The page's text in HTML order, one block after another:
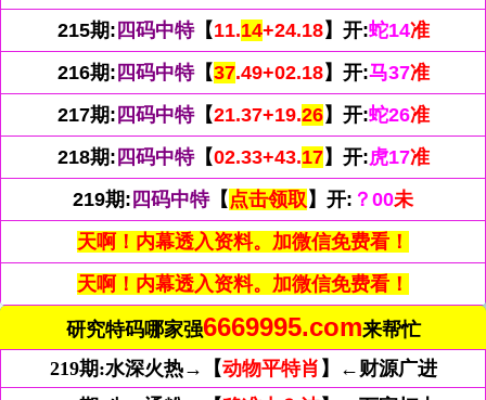
215期: 四码中特【11.14+24.18】开:蛇14准
216期: 四码中特【37.49+02.18】开:马37准
217期: 四码中特【21.37+19.26】开:蛇26准
218期: 四码中特【02.33+43.17】开:虎17准
219期: 四码中特【 点击领取 】开: ？00未
天啊！内幕透入资料。加微信免费看！
天啊！内幕透入资料。加微信免费看！
研究特码哪家强6669995.com来帮忙
219期:水深火热→【动物平特肖 】←财源广进